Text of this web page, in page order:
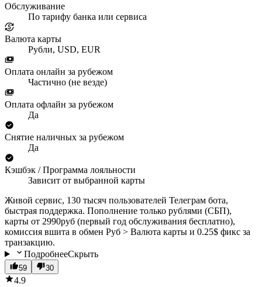
Обслуживание
По тарифу банка или сервиса
Валюта карты
Рубли, USD, EUR
Оплата онлайн за рубежом
Частично (не везде)
Оплата офлайн за рубежом
Да
Снятие наличных за рубежом
Да
Кэшбэк / Программа лояльности
Зависит от выбранной карты
Живой сервис, 130 тысяч пользователей Телеграм бота,
быстрая поддержка. Пополнение только рублями (СБП),
карты от 2990руб (первый год обслуживания бесплатно),
комиссия вшита в обмен Руб > Валюта карты и 0.25$ фикс за
транзакцию.
ПодробнееСкрыть
59 30
4.9